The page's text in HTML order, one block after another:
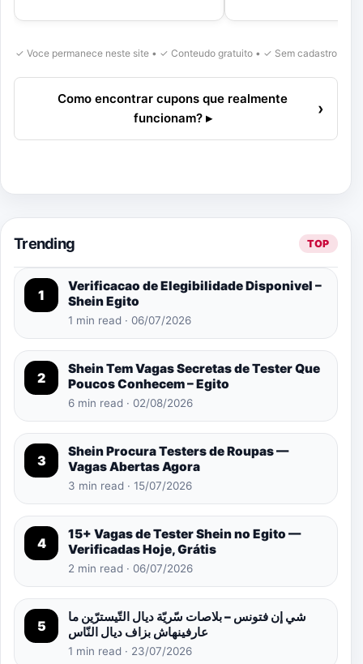
✓ Voce permanece neste site • ✓ Conteudo gratuito • ✓ Sem cadastro
Como encontrar cupons que realmente
funcionam? ▸
›
Trending TOP
1
Verificacao de Elegibilidade Disponivel –
Shein Egito
1 min read · 06/07/2026
2
Shein Tem Vagas Secretas de Tester Que
Poucos Conhecem – Egito
6 min read · 02/08/2026
3
Shein Procura Testers de Roupas —
Vagas Abertas Agora
3 min read · 15/07/2026
4
15+ Vagas de Tester Shein no Egito —
Verificadas Hoje, Grátis
2 min read · 06/07/2026
5
شي إن فتونس – بلاصات سّريّة ديال التّيسترّين ما
عارفينهاش بزاف ديال النّاس
1 min read · 23/07/2026